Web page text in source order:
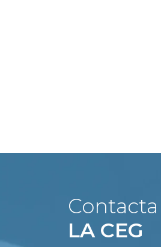
LA CEG